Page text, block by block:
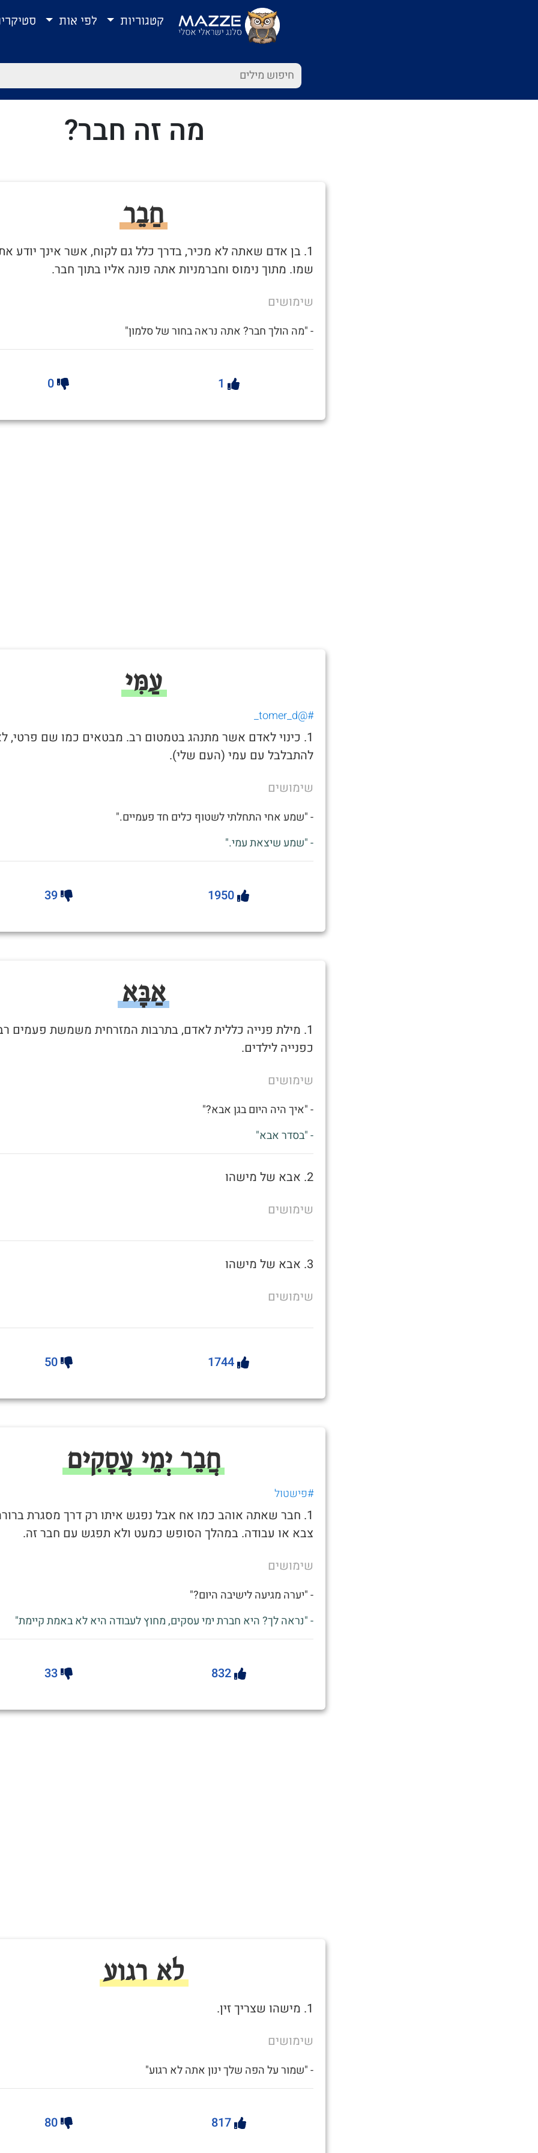
קטגוריות לפי אות
מה זה חבר?
חַבֵר
1. בן אדם שאתה לא מכיר, בדרך כלל גם לקוח, אשר אינך יודע
שמו. מתוך נימוס וחברמניות אתה פונה אליו בתוך חבר.
שימושים
- "מה הולך חבר? אתה נראה בחור של סלמון"
1
0
עַמִּי
#@tomer_d_
1. כינוי לאדם אשר מתנהג בטמטום רב. מבטאים כמו שם פרטי,
להתבלבל עם עמי (העם שלי).
שימושים
- "שמע אחי התחלתי לשטוף כלים חד פעמיים."
- "שמע שיצאת עמי."
1950
39
אַבָּא
1. מילת פנייה כללית לאדם, בתרבות המזרחית משמשת פעמים
כפנייה לילדים.
שימושים
- "איך היה היום בגן אבא?"
- "בסדר אבא"
2. אבא של מישהו
שימושים
3. אבא של מישהו
שימושים
1744
50
חֲבֵר יְמֵי עֲסָקִים
#פישטול
1. חבר שאתה אוהב כמו אח אבל נפגש איתו רק דרך מסגרת
צבא או עבודה. במהלך הסופש כמעט ולא תפגש עם חבר זה.
שימושים
- "יערה מגיעה לישיבה היום?"
- "נראה לך? היא חברת ימי עסקים, מחוץ לעבודה היא לא באמת קיימת"
832
33
לא רגוע
1. מישהו שצריך זין.
שימושים
- "שמור על הפה שלך ינון אתה לא רגוע"
817
80